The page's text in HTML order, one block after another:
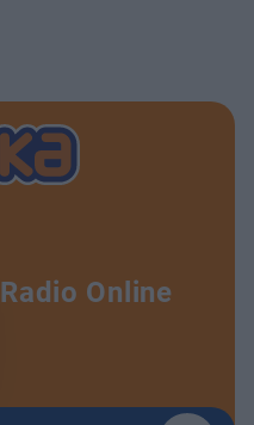
Radio Online